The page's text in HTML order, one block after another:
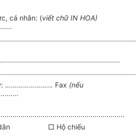
cá nhân: (viết chữ IN HOA)
: …………………… Fax (nếu
dân □ Hộ chiếu